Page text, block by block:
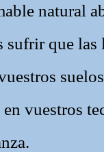
natural
sufrir que
vuestros